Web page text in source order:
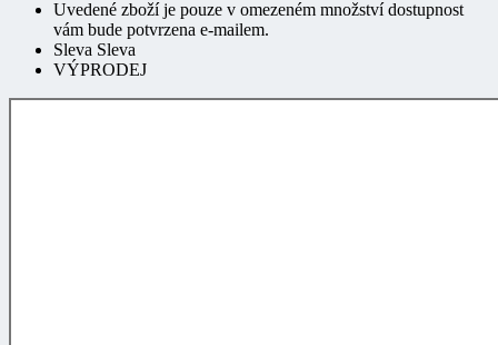
Sleva Sleva
VÝPRODEJ